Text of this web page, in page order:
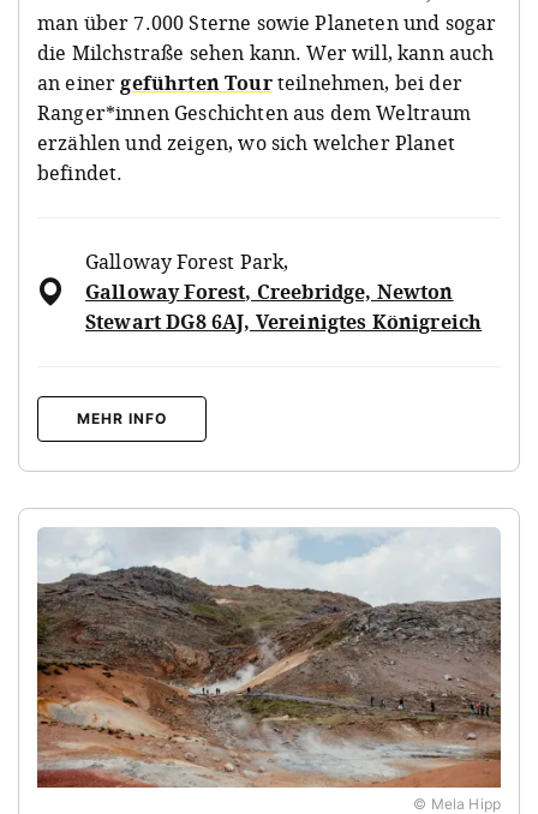
man über 7.000 Sterne sowie Planeten und sogar
die Milchstraße sehen kann. Wer will, kann auch
an einergeführten Tourteilnehmen, bei der
Ranger*innen Geschichten aus dem Weltraum
erzählen und zeigen, wo sich welcher Planet
befindet.
Galloway Forest Park,
Galloway Forest, Creebridge, Newton
Stewart DG8 6AJ, Vereinigtes Königreich
MEHR INFO
© Mela Hipp